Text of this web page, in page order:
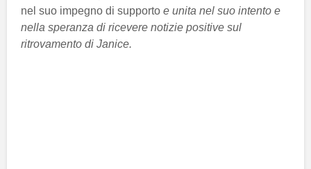
nel suo impegno di supporto e unita nel suo intento e
nella speranza di ricevere notizie positive sul
ritrovamento di Janice.